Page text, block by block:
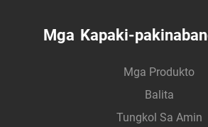
Mga Kapaki-
Mga Produkto
Balita
Tungkol Sa Amin